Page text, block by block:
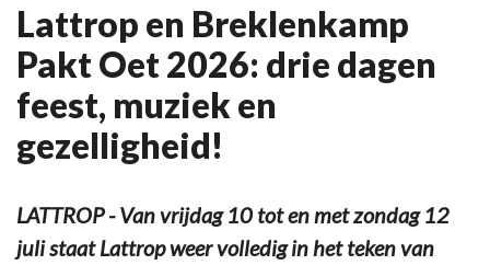
Lattrop en Breklenkamp
Pakt Oet 2026: drie dagen
feest, muziek en
gezelligheid!
LATTROP - Van vrijdag 10 tot en met zondag 12
juli staat Lattrop weer volledig in het teken van